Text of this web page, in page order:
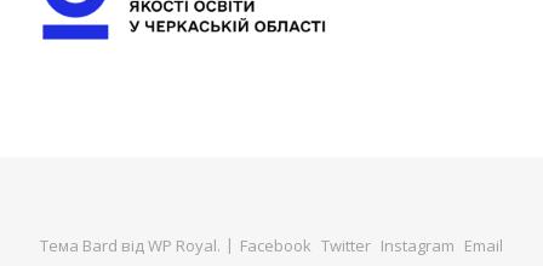
Тема Bard відWP Royal. Facebook Twitter Instagram Email